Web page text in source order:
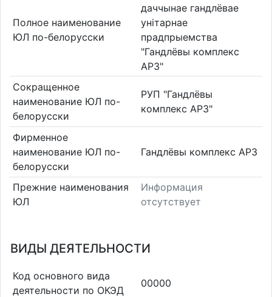
Полное наименование
ЮЛ по-белорусски
даччынае гандлёвае
унітарнае
прадпрыемства
"Гандлёвы комплекс
АРЗ"
Сокращенное
наименование ЮЛ по-
белорусски
РУП "Гандлёвы
комплекс АРЗ"
Фирменное
наименование ЮЛ по-
белорусски
Гандлёвы комплекс АРЗ
Прежние наименования
ЮЛ
Информация
отсутствует
ВИДЫ ДЕЯТЕЛЬНОСТИ
Код основного вида
деятельности по ОКЭД
00000